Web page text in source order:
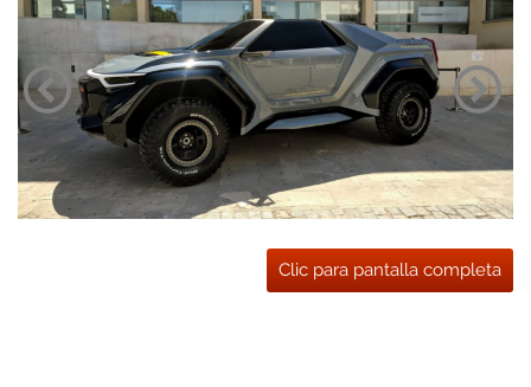
Clic para pantalla completa